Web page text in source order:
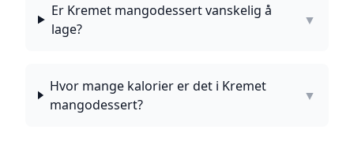
Er Kremet mangodessert vanskelig å
lage?
▼
Hvor mange kalorier er det i Kremet
mangodessert?
▼